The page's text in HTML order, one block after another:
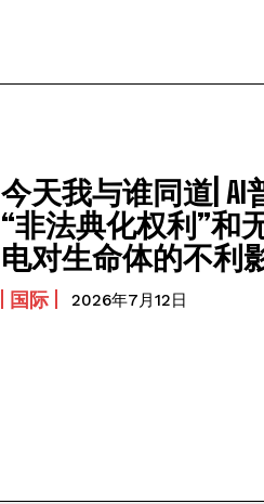
今天我与谁同道| AI
“非法典化权利”和
电对生命体的不利
国际 2026年7月12日